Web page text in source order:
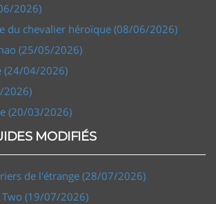
2026)
du chevalier héroïque (08/06/2026)
(25/05/2026)
(24/04/2026)
2026)
(20/03/2026)
MODIFIÉS
de l'étrange (28/07/2026)
(19/07/2026)